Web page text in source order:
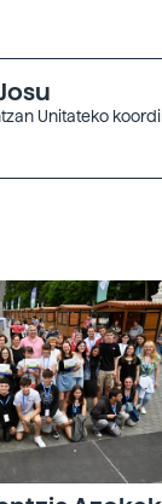
Unitateko